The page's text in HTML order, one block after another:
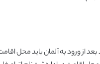
بعد از ورود به آلمان باید محل